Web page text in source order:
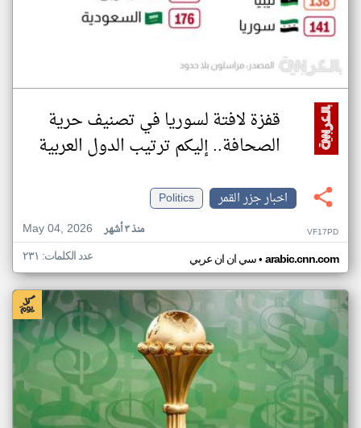
قفزة لافتة لسوريا في تصنيف حرية
الصحافة.. إليكم ترتيب الدول العربية
اخبار جزر القمر
Politics
May 04, 2026
منذ ٣ أشهر VF17PD
سي ان ان عربي• arabic.cnn.com عدد الكلمات: ٢٣١